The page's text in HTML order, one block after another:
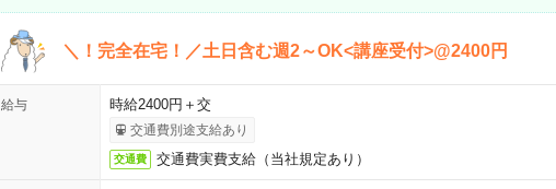
＼！完全在宅！／土日含む週2～OK<講座受付>@2400円
給与 時給2400円＋交
交通費別途支給あり
交通費 交通費実費支給（当社規定あり）